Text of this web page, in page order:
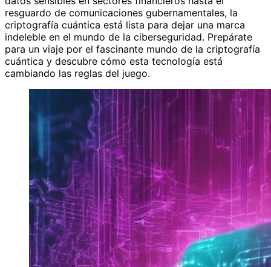
resguardo de comunicaciones gubernamentales, la
criptografía cuántica está lista para dejar una marca
indeleble en el mundo de la ciberseguridad. Prepárate
para un viaje por el fascinante mundo de la criptografía
cuántica y descubre cómo esta tecnología está
cambiando las reglas del juego.